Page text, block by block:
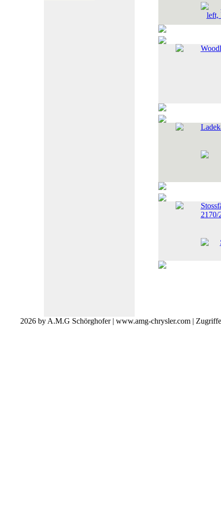
2170/
2026 by A.M.G Schörghofer | www.amg-chrysler.com |